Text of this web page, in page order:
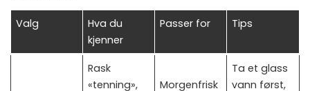
Valg
Hva du
kjenner
Passer for Tips
Rask
«tenning»,
Morgenfrisk
Ta et glass
vann først,